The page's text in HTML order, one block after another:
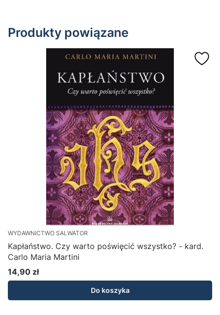
Produkty powiązane
WYDAWNICTWO SALWATOR
Kapłaństwo. Czy warto poświęcić wszystko? - kard.
Carlo Maria Martini
Cena
14,90 zł
Do koszyka